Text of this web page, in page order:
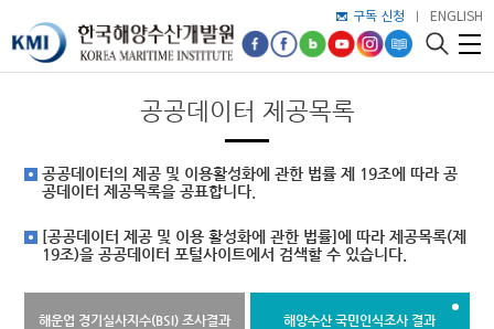
구독 신청 ENGLISH
공공데이터 제공목록
공공데이터의 제공 및 이용활성화에 관한 법률 제 19조에 따라 공
공데이터 제공목록을 공표합니다.
[공공데이터 제공 및 이용 활성화에 관한 법률]에 따라 제공목록(제
19조)을 공공데이터 포털사이트에서 검색할 수 있습니다.
해운업 경기실사지수(BSI) 조사결과 해양수산 국민인식조사 결과